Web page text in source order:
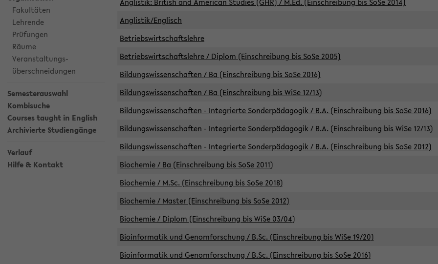
Fakultäten
Lehrende
Prüfungen
Räume
Veranstaltungs-
überschneidungen
Semesterauswahl
Kombisuche
Courses taught in English
Archivierte Studiengänge
Verlauf
Hilfe & Kontakt
Anglistik/Englisch
Betriebswirtschaftslehre
Betriebswirtschaftslehre / Diplom (Einschreibung bis SoSe 2005)
Bildungswissenschaften / Ba (Einschreibung bis SoSe 2016)
Bildungswissenschaften / Ba (Einschreibung bis WiSe 12/13)
Bildungswissenschaften - Integrierte Sonderpädagogik / B.A. (Einschreibung bis SoSe 2016)
Bildungswissenschaften - Integrierte Sonderpädagogik / B.A. (Einschreibung bis WiSe 12/13)
Bildungswissenschaften - Integrierte Sonderpädagogik / B.A. (Einschreibung bis SoSe 2012)
Biochemie / Ba (Einschreibung bis SoSe 2011)
Biochemie / M.Sc. (Einschreibung bis SoSe 2018)
Biochemie / Master (Einschreibung bis SoSe 2012)
Biochemie / Diplom (Einschreibung bis WiSe 03/04)
Bioinformatik und Genomforschung / B.Sc. (Einschreibung bis WiSe 19/20)
Bioinformatik und Genomforschung / B.Sc. (Einschreibung bis SoSe 2016)